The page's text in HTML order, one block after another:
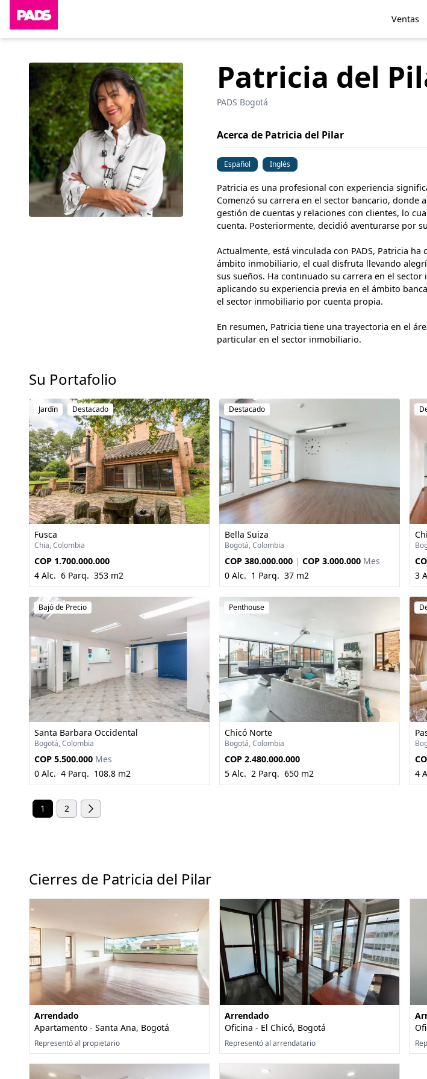
Ventas
Patricia del
PADS Bogotá
Acerca de Patricia del Pilar
Español Inglés
Patricia es una profesional con experiencia
Comenzó su carrera en el sector bancario, donde
gestión de cuentas y relaciones con clientes, lo
cuenta. Posteriormente, decidió aventurarse por
Actualmente, está vinculada con PADS, Patricia
ámbito inmobiliario, el cual disfruta llevando
sus sueños. Ha continuado su carrera en el
aplicando su experiencia previa en el ámbito
el sector inmobiliario por cuenta propia.
En resumen, Patricia tiene una trayectoria en el
particular en el sector inmobiliario.
Su Portafolio
Jardín Destacado
Fusca
Chia, Colombia
COP 1.700.000.000
4 Alc. 6 Parq. 353 m2
Destacado
Bella Suiza
Bogotá, Colombia
COP 380.000.000 | COP 3.000.000 Mes
0 Alc. 1 Parq. 37 m2
3
Bajó de Precio
Santa Barbara Occidental
Bogotá, Colombia
COP 5.500.000 Mes
0 Alc. 4 Parq. 108.8 m2
Penthouse
Chicó Norte
Bogotá, Colombia
COP 2.480.000.000
5 Alc. 2 Parq. 650 m2
4
1 2
Cierres de Patricia del Pilar
Arrendado
Apartamento - Santa Ana, Bogotá
Representó al propietario
Arrendado
Oficina - El Chicó, Bogotá
Representó al arrendatario